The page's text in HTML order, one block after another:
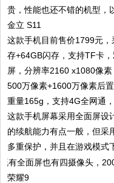
贵，性能也还不错的机型，
金立 S11
这款手机目前售价1799元
存+64GB闪存，支持TF卡
屏，分辨率2160 x1080像
500万像素+1600万像素后
重量165g，支持4G全网通
这款手机屏幕采用全面屏设
的续航能力有点一般，但采
多重保护，并且在游戏模式
荣耀9